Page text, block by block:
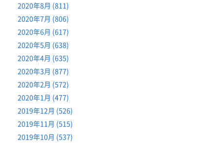
2020年8月 (811)
2020年7月 (806)
2020年6月 (617)
2020年5月 (638)
2020年4月 (635)
2020年3月 (877)
2020年2月 (572)
2020年1月 (477)
2019年12月 (526)
2019年11月 (515)
2019年10月 (537)